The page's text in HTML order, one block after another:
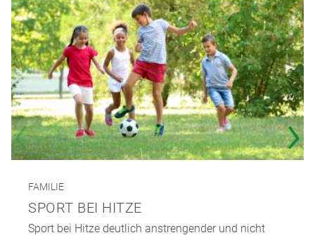
FAMILIE
SPORT BEI HITZE
Sport bei Hitze deutlich anstrengender und nicht